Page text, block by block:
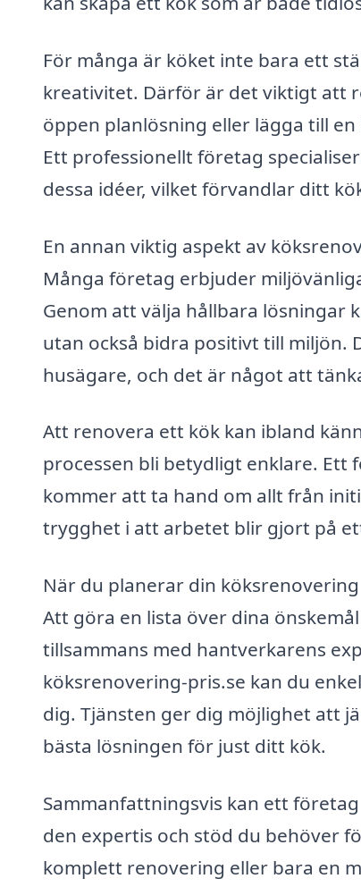
För många är köket inte bara ett
kreativitet. Därför är det viktigt att
öppen planlösning eller lägga till
Ett professionellt företag
dessa idéer, vilket förvandlar ditt
En annan viktig aspekt av
Många företag erbjuder
Genom att välja hållbara lösningar
utan också bidra positivt till miljön.
husägare, och det är något att
Att renovera ett kök kan ibland
processen bli betydligt enklare. Ett
kommer att ta hand om allt från
trygghet i att arbetet blir gjort på
När du planerar din
Att göra en lista över dina
tillsammans med hantverkarens
köksrenovering-pris.se kan du
dig. Tjänsten ger dig möjlighet att
bästa lösningen för just ditt kök.
Sammanfattningsvis kan ett
den expertis och stöd du behöver
komplett renovering eller bara en